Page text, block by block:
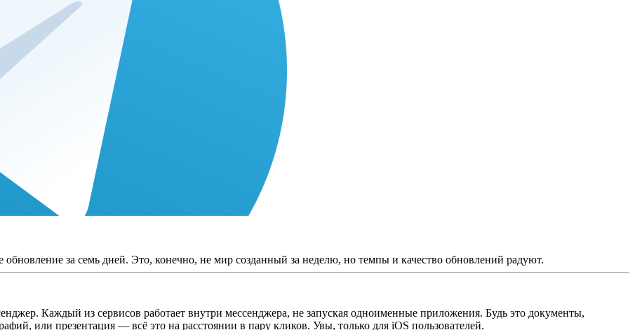
за семь дней. Это, конечно, не мир созданный за неделю, но темпы и качество обновлений радуют.
Каждый из сервисов работает внутри мессенджера, не запуская одноименные приложения. Будь это документы,
или презентация — всё это на расстоянии в пару кликов. Увы, только для iOS пользователей.